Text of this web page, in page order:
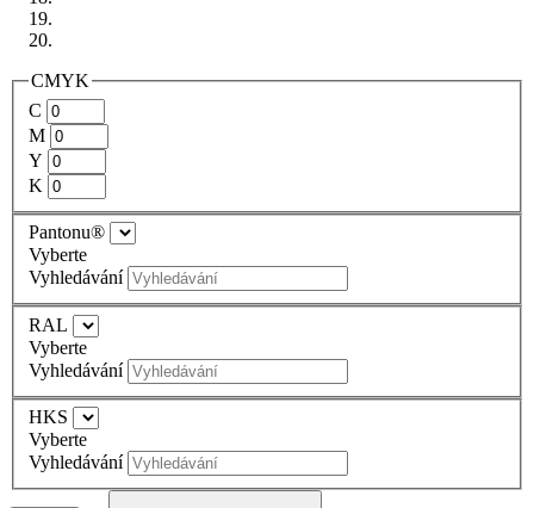
CMYK
C
M
Y
K
Pantonu®
Vyberte
Vyhledávání
RAL
Vyberte
Vyhledávání
HKS
Vyberte
Vyhledávání